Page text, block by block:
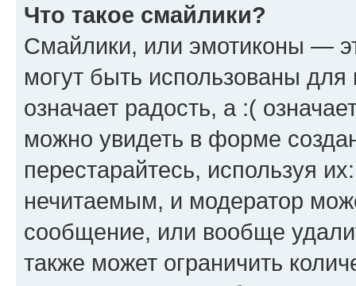
Что такое смайлики?
Смайлики, или эмотиконы —
могут быть использованы
означает радость, а :(
можно увидеть в форме
перестарайтесь, используя
нечитаемым, и модератор
сообщение, или вообще
также может ограничить